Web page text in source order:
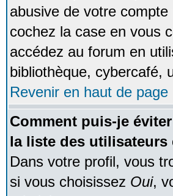
abusive de votre
cochez la case en vous
accédez au forum en
bibliothèque, cybercafé,
Revenir en haut de page
Comment puis-je
la liste des utilisateurs
Dans votre profil, vous
si vous choisissez Oui,